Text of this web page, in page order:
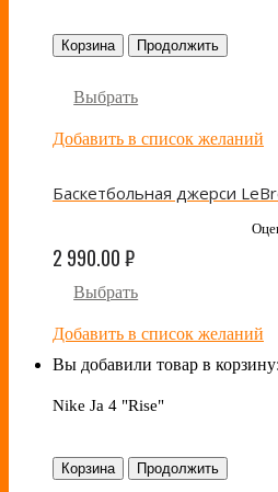
Корзина Продолжить
Выбрать
Добавить в список желаний
2 990.00₽
Выбрать
Добавить в список желаний
Вы добавили товар в корзину:
Nike Ja 4 "Rise"
Корзина Продолжить